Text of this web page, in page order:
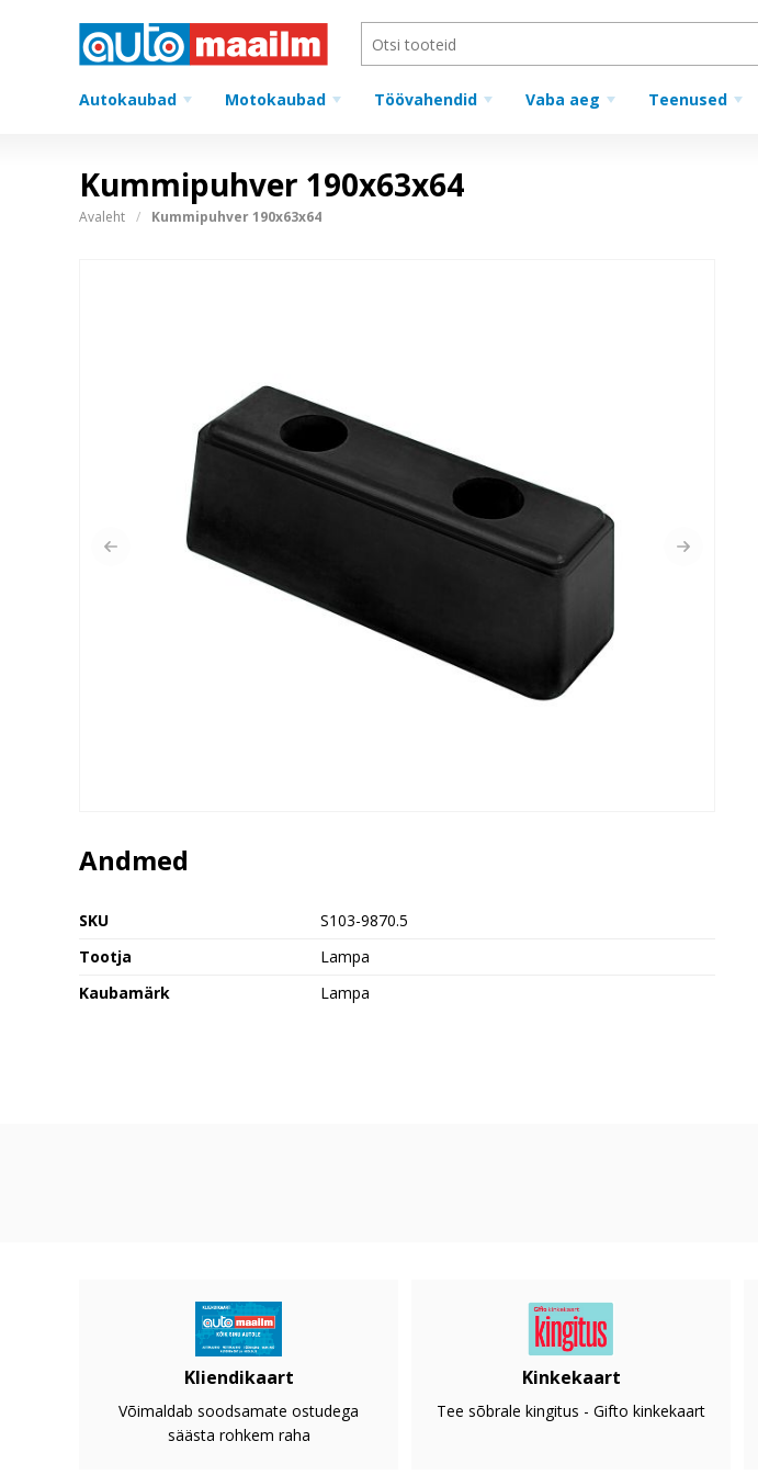
Autokaubad Motokaubad Töövahendid Vaba aeg Teenused
Kummipuhver 190x63x64
Avaleht Kummipuhver 190x63x64
Andmed
SKU
S103-9870.5
Tootja
Lampa
Kaubamärk
Lampa
Kliendikaart
Võimaldab soodsamate ostudega
säästa rohkem raha
Kinkekaart
Tee sõbrale kingitus - Gifto kinkekaart